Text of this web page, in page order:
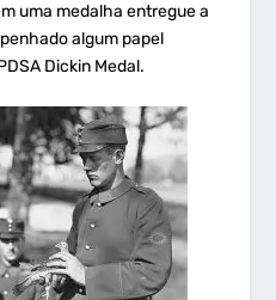
uma medalha entregue a
algum papel
Dickin Medal.